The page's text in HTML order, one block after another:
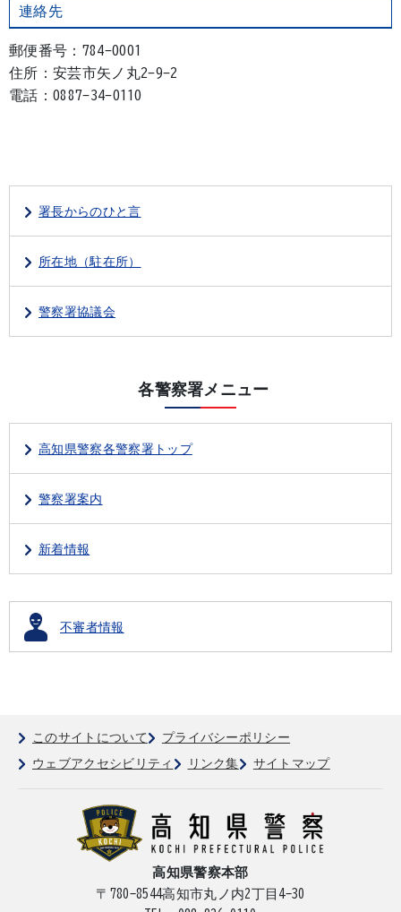
連絡先
郵便番号：784-0001
住所：安芸市矢ノ丸2-9-2
電話：0887-34-0110
署長からのひと言
所在地（駐在所）
警察署協議会
各警察署メニュー
高知県警察各警察署トップ
警察署案内
新着情報
不審者情報
このサイトについて
プライバシーポリシー
ウェブアクセシビリティ
リンク集 サイトマップ
高知県警察本部
〒780-8544高知市丸ノ内2丁目4-30